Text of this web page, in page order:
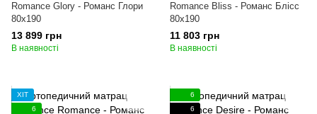
Romance Glory - Романс Глори
80x190
13 899 грн
В наявності
Romance Bliss - Романс Блісс
80x190
11 803 грн
В наявності
ХІТ
6
6
6